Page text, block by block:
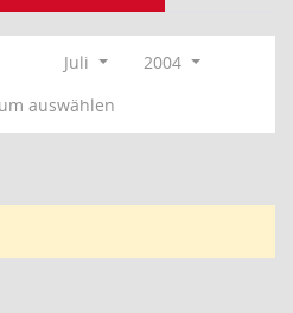
Juli
2004
auswählen